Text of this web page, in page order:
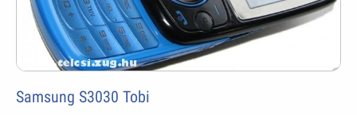
Samsung S3030 Tobi